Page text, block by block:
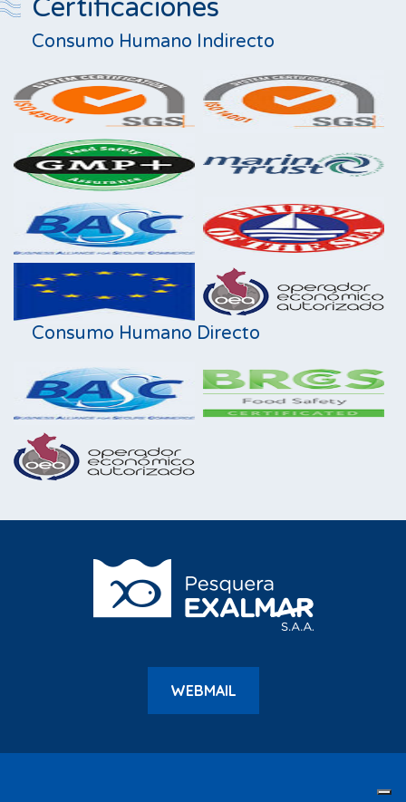
Certificaciones
Consumo Humano Indirecto
Consumo Humano Directo
WEBMAIL